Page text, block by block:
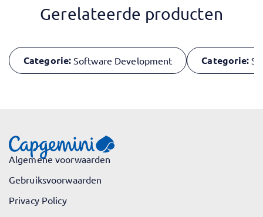
Gerelateerde producten
Categorie: Software Development Categorie:
Algemene voorwaarden
Gebruiksvoorwaarden
Privacy Policy